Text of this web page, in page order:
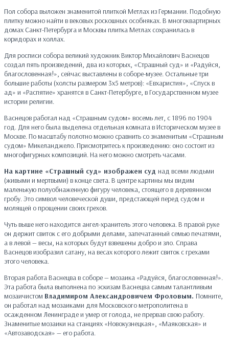
Пол собора выложен знаменитой плиткой Метлах из Германии. Подобную
плитку можно найти в вековых роскошных особняках. В многоквартирных
домах Санкт-Петербурга и Москвы плитка Метлах сохранилась в
коридорах и холлах.
Для росписи собора великий художник Виктор Михайлович Васнецов
создал пять произведений, два из которых, «Страшный суд» и «Радуйся,
благословенная!», сейчас выставлены в соборе-музее. Остальные три
большие работы (холсты размером 3х5 метров): «Евхаристия», «Спуск в
ад» и «Распятие» хранятся в Санкт-Петербурге, в Государственном музее
истории религии.
Васнецов работал над «Страшным судом» восемь лет, с 1896 по 1904
год. Для него была выделена отдельная комната в Историческом музее в
Москве. По масштабу полотно можно сравнить со знаменитым «Страшным
судом» Микеланджело. Присмотритесь к произведению: оно состоит из
многофигурных композиций. На него можно смотреть часами.
На картине «Страшный суд» изображен суд над всеми людьми
(живыми и мертвыми) в конце света.В центре картины мы видим
маленькую полуобнаженную фигуру человека, стоящего в деревянном
гробу. Это символ человеческой души, предстающей перед судом и
молящей о прощении своих грехов.
Чуть выше него находится ангел-хранитель этого человека. В правой руке
он держит свиток с его добрыми делами, запечатанный семью печатями,
а в левой — весы, на которых будут взвешены добро и зло. Справа
Васнецов изобразил сатану, на весах которого лежит свиток с грехами
этого человека.
Вторая работа Васнецва в соборе — мозаика «Радуйся, благословенная!».
Эта работа была выполнена по эскизам Васнецва самым талантливым
мозаичистом Владимиром Александровичем Фроловым. Помните,
он работал над мозаиками для Московского метрополитена в
осажденном Ленинграде и умер от голода, не прервав свою работу.
Знаменитые мозаики на станциях «Новокузнецкая», «Маяковская» и
«Автозаводская» — его работа.